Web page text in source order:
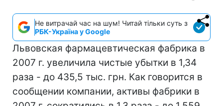
Не витрачай час на шум! Читай тільки суть з
РБК-Україна у Google
Львовская фармацевтическая фабрика в
2007 г. увеличила чистые убытки в 1,34
раза - до 435,5 тыс. грн. Как говорится в
сообщении компании, активы фабрики в